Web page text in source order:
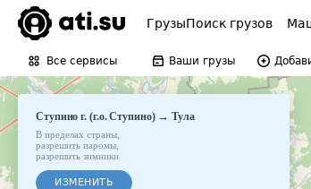
ГрузыПоиск грузов
Все сервисы Ваши грузы
Ступино г. (г.о. Ступино)→Тула
В пределах страны
разрешить паромы
разрешить зимники
ИЗМЕНИТЬ